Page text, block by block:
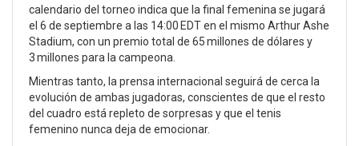
calendario del torneo indica que la final femenina se jugará
el 6 de septiembre a las 14:00 EDT en el mismo Arthur Ashe
Stadium, con un premio total de 65 millones de dólares y
3 millones para la campeona.
Mientras tanto, la prensa internacional seguirá de cerca la
evolución de ambas jugadoras, conscientes de que el resto
del cuadro está repleto de sorpresas y que el tenis
femenino nunca deja de emocionar.